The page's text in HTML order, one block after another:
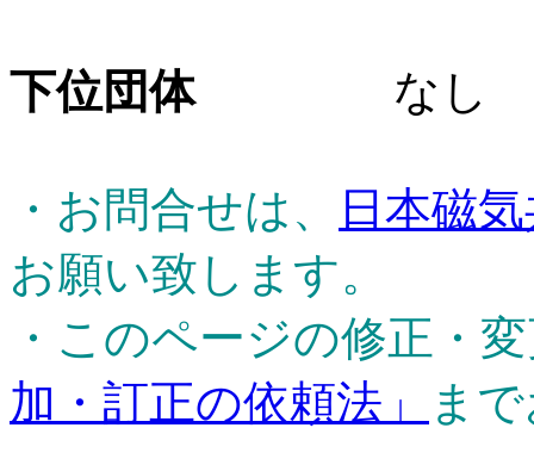
下位団体なし
・お問合せは、
日本磁
お願い致します。
・このページの修正・
加・訂正の依頼法」
ま